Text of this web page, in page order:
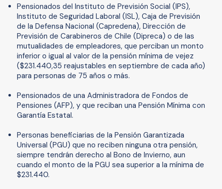
Pensionados del Instituto de Previsión Social (IPS),
Instituto de Seguridad Laboral (ISL), Caja de Previsión
de la Defensa Nacional (Capredena), Dirección de
Previsión de Carabineros de Chile (Dipreca) o de las
mutualidades de empleadores, que perciban un monto
inferior o igual al valor de la pensión mínima de vejez
($231.440,35 reajustables en septiembre de cada año)
para personas de 75 años o más.
Pensionados de una Administradora de Fondos de
Pensiones (AFP), y que reciban una Pensión Mínima con
Garantía Estatal.
Personas beneficiarias de la Pensión Garantizada
Universal (PGU) que no reciben ninguna otra pensión,
siempre tendrán derecho al Bono de Invierno, aun
cuando el monto de la PGU sea superior a la mínima de
$231.440.